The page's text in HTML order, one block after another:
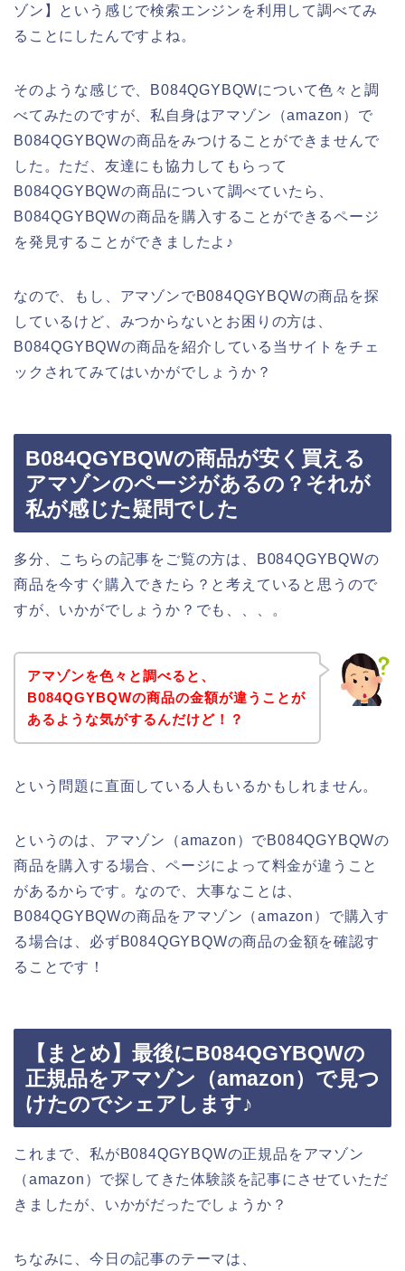
ゾン】という感じで検索エンジンを利用して調べてみ
ることにしたんですよね。
そのような感じで、B084QGYBQWについて色々と調
べてみたのですが、私自身はアマゾン（amazon）で
B084QGYBQWの商品をみつけることができませんで
した。ただ、友達にも協力してもらって
B084QGYBQWの商品について調べていたら、
B084QGYBQWの商品を購入することができるページ
を発見することができましたよ♪
なので、もし、アマゾンでB084QGYBQWの商品を探
しているけど、みつからないとお困りの方は、
B084QGYBQWの商品を紹介している当サイトをチェ
ックされてみてはいかがでしょうか？
B084QGYBQWの商品が安く買える
アマゾンのページがあるの？それが
私が感じた疑問でした
多分、こちらの記事をご覧の方は、B084QGYBQWの
商品を今すぐ購入できたら？と考えていると思うので
すが、いかがでしょうか？でも、、、。
アマゾンを色々と調べると、
B084QGYBQWの商品の金額が違うことが
あるような気がするんだけど！？
という問題に直面している人もいるかもしれません。
というのは、アマゾン（amazon）でB084QGYBQWの
商品を購入する場合、ページによって料金が違うこと
があるからです。なので、大事なことは、
B084QGYBQWの商品をアマゾン（amazon）で購入す
る場合は、必ずB084QGYBQWの商品の金額を確認す
ることです！
【まとめ】最後にB084QGYBQWの
正規品をアマゾン（amazon）で見つ
けたのでシェアします♪
これまで、私がB084QGYBQWの正規品をアマゾン
（amazon）で探してきた体験談を記事にさせていただ
きましたが、いかがだったでしょうか？
ちなみに、今日の記事のテーマは、